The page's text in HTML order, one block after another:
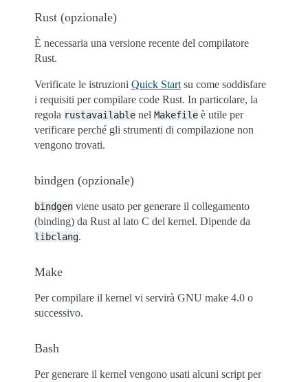
Rust (opzionale)
È necessaria una versione recente del compilatore
Rust.
Verificate le istruzioni Quick Start su come soddisfare
i requisiti per compilare code Rust. In particolare, la
regola rustavailable nel Makefile è utile per
verificare perché gli strumenti di compilazione non
vengono trovati.
bindgen (opzionale)
bindgen viene usato per generare il collegamento
(binding) da Rust al lato C del kernel. Dipende da
libclang.
Make
Per compilare il kernel vi servirà GNU make 4.0 o
successivo.
Bash
Per generare il kernel vengono usati alcuni script per